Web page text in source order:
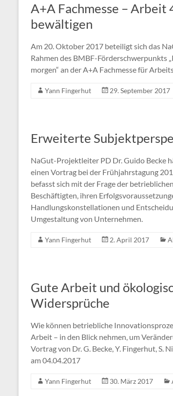
A+A Fachmesse –
bewältigen
Am 20. Oktober 2017 beteiligt sich das
Rahmen des BMBF-Förderschwerpunkts
morgen“ an der A+A Fachmesse für
Yann Fingerhut 29. September 2017
Erweiterte
NaGut-Projektleiter PD Dr. Guido Becke
einen Vortrag bei der Frühjahrstagung
befasst sich mit der Frage der
Beschäftigten, ihren
Handlungskonstellationen und
Umgestaltung von Unternehmen.
Yann Fingerhut 2. April 2017
Gute Arbeit und
Widersprüche
Wie können betriebliche
Arbeit – in den Blick nehmen, um
Vortrag von Dr. G. Becke, Y. Fingerhut, S.
am 04.04.2017
Yann Fingerhut 30. März 2017